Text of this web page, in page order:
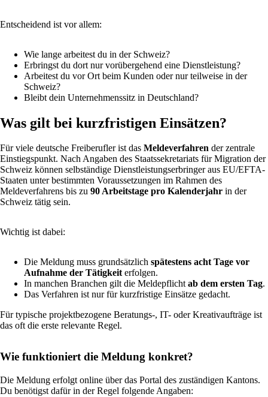
Entscheidend ist vor allem:
Wie lange arbeitest du in der Schweiz?
Erbringst du dort nur vorübergehend eine Dienstleistung?
Arbeitest du vor Ort beim Kunden oder nur teilweise in der
Schweiz?
Bleibt dein Unternehmenssitz in Deutschland?
Was gilt bei kurzfristigen Einsätzen?
Für viele deutsche Freiberufler ist das Meldeverfahren der zentrale
Einstiegspunkt. Nach Angaben des Staatssekretariats für Migration der
Schweiz können selbständige Dienstleistungserbringer aus EU/EFTA-
Staaten unter bestimmten Voraussetzungen im Rahmen des
Meldeverfahrens bis zu 90 Arbeitstage pro Kalenderjahr in der
Schweiz tätig sein.
Wichtig ist dabei:
Die Meldung muss grundsätzlich spätestens acht Tage vor
Aufnahme der Tätigkeiterfolgen.
In manchen Branchen gilt die Meldepflichtab dem ersten Tag.
Das Verfahren ist nur für kurzfristige Einsätze gedacht.
Für typische projektbezogene Beratungs-, IT- oder Kreativaufträge ist
das oft die erste relevante Regel.
Wie funktioniert die Meldung konkret?
Die Meldung erfolgt online über das Portal des zuständigen Kantons.
Du benötigst dafür in der Regel folgende Angaben: